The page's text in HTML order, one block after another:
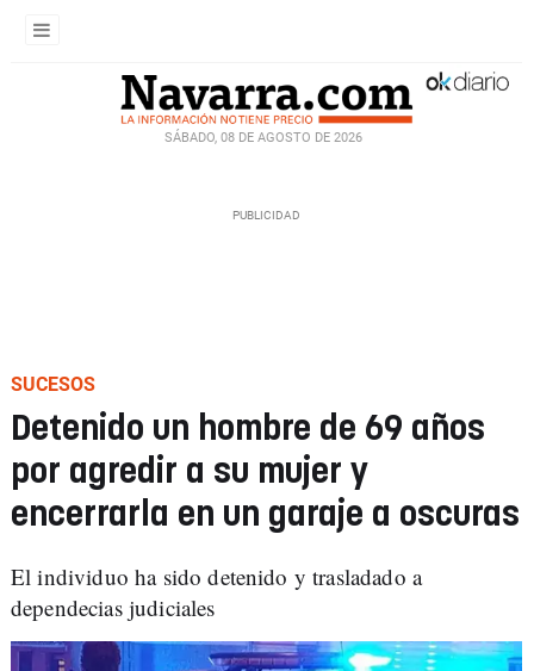
SÁBADO, 08 DE AGOSTO DE 2026
SUCESOS
Detenido un hombre de 69 años
por agredir a su mujer y
encerrarla en un garaje a oscuras
El individuo ha sido detenido y trasladado a
dependecias judiciales